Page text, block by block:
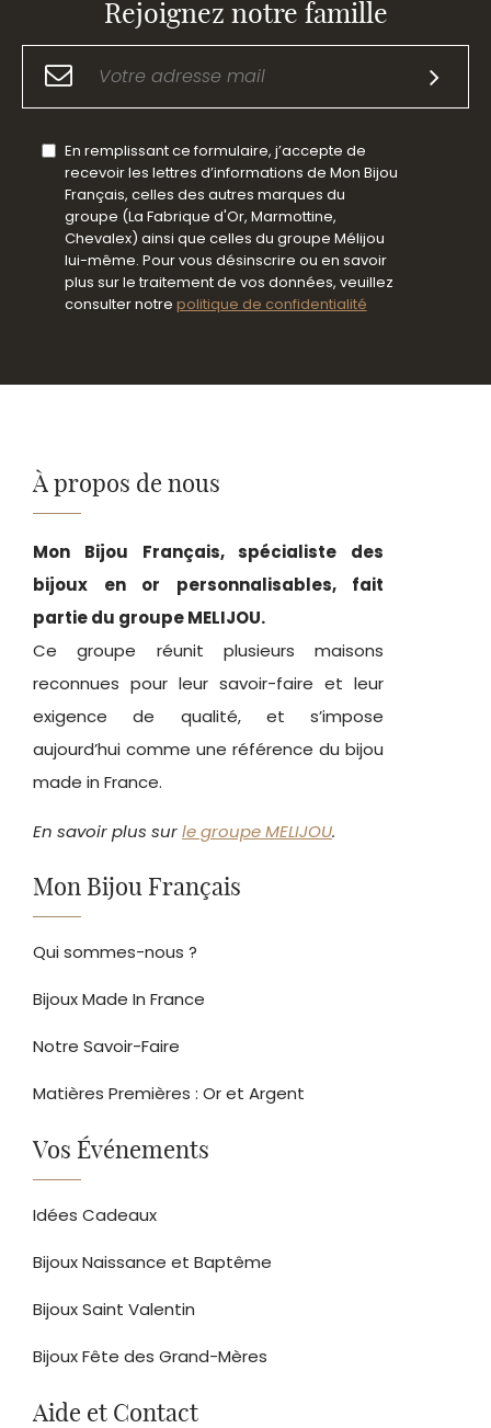
Rejoignez notre famille
En remplissant ce formulaire, j’accepte de
recevoir les lettres d’informations de Mon Bijou
Français, celles des autres marques du
groupe (La Fabrique d'Or, Marmottine,
Chevalex) ainsi que celles du groupe Mélijou
lui-même. Pour vous désinscrire ou en savoir
plus sur le traitement de vos données, veuillez
consulter notre politique de confidentialité
À propos de nous
Mon Bijou Français, spécialiste des
bijoux en or personnalisables, fait
partie du groupe MELIJOU.
Ce groupe réunit plusieurs maisons
reconnues pour leur savoir-faire et leur
exigence de qualité, et s’impose
aujourd’hui comme une référence du bijou
made in France.
En savoir plus surle groupe MELIJOU.
Mon Bijou Français
Qui sommes-nous ?
Bijoux Made In France
Notre Savoir-Faire
Matières Premières : Or et Argent
Vos Événements
Idées Cadeaux
Bijoux Naissance et Baptême
Bijoux Saint Valentin
Bijoux Fête des Grand-Mères
Aide et Contact